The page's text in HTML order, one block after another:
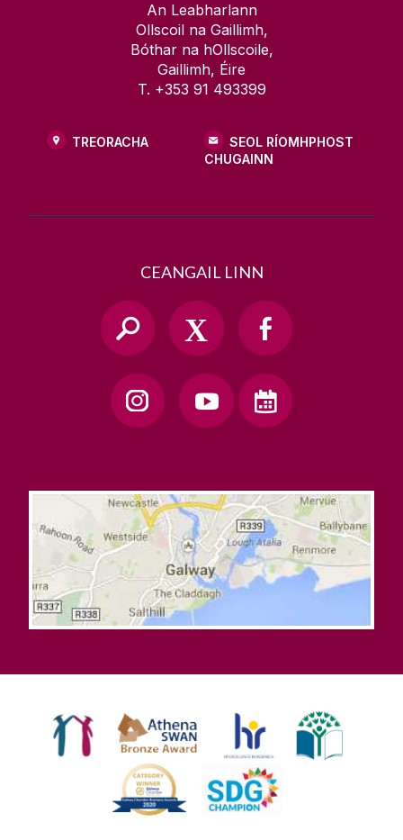
Gradaim & Dreasachtaí
An Leabharlann
Ollscoil na Gaillimh,
Bóthar na hOllscoile,
Gaillimh, Éire
T. +353 91 493399
TREORACHA
SEOL RÍOMHPHOST
CHUGAINN
CEANGAIL LINN